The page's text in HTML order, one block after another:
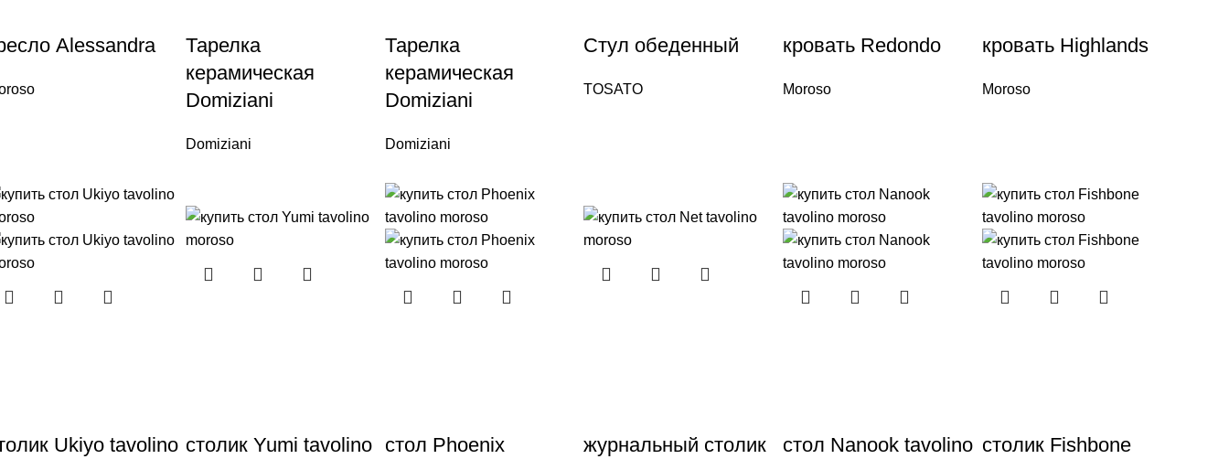
Alessandra
Тарелка
керамическая
Domiziani
Domiziani
Тарелка
керамическая
Domiziani
Domiziani
Стул обеденный
TOSATO
кровать Redondo
Moroso
кровать Highlands
Moroso
Ukiyo tavolino столик Yumi tavolino стол Phoenix
журнальный столик
стол Nanook tavolino столик Fishbone